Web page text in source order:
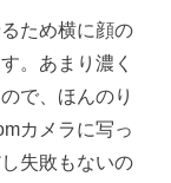
ため横に顔の
。あまり濃く
で、ほんのり
カメラに写っ
失敗もないの